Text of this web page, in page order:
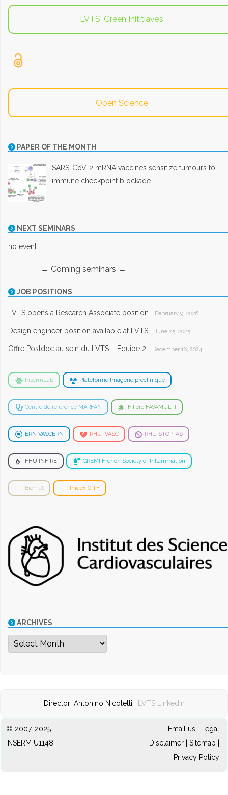
LVTS' Green Inititiaves
Open Science
PAPER OF THE MONTH
SARS-CoV-2 mRNA vaccines sensitize tumours to
immune checkpoint blockade
NEXT SEMINARS
no event
→ Coming seminars ←
JOB POSITIONS
LVTS opens a Research Associate position February 9, 2026
Design engineer position available at LVTS June 25, 2025
Offre Postdoc au sein du LVTS – Equipe 2 December 16, 2024
InsermLab Plateforme Imagerie préclinique
Centre de référence MARFAN Filière FAVAMULTI
ERN VASCERN RHU iVASC RHU STOP-AS
FHU INFIRE GREMI French Society of Inflammation
Biomat Inidex CITY
ARCHIVES
Archives
Director: Antonino Nicoletti | LVTS LinkedIn
© 2007-2025
INSERM U1148
Email us
Legal
Disclaimer| Sitemap
Privacy Policy